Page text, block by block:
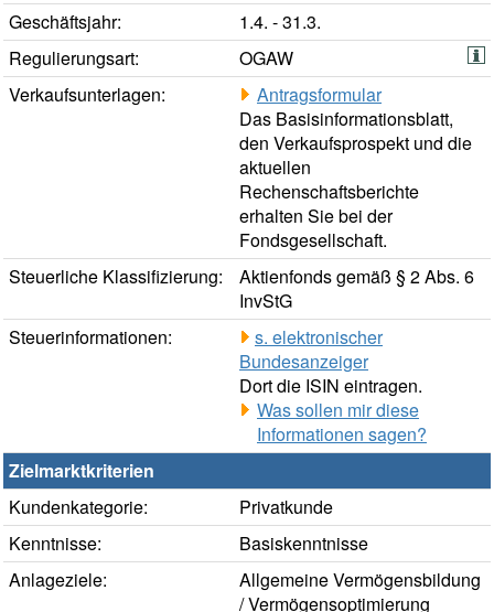
Geschäftsjahr:
1.4. - 31.3.
Regulierungsart:
OGAW
Verkaufsunterlagen:
Antragsformular
Das Basisinformationsblatt,
den Verkaufsprospekt und die
aktuellen
Rechenschaftsberichte
erhalten Sie bei der
Fondsgesellschaft.
Steuerliche Klassifizierung:
Aktienfonds gemäß § 2 Abs. 6
InvStG
Steuerinformationen:
s. elektronischer
Bundesanzeiger
Dort die ISIN eintragen.
Was sollen mir diese
Informationen sagen?
Zielmarktkriterien
Kundenkategorie:
Privatkunde
Kenntnisse:
Basiskenntnisse
Anlageziele:
Allgemeine Vermögensbildung
/ Vermögensoptimierung